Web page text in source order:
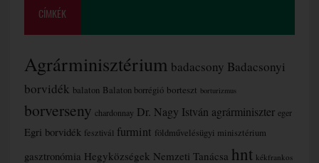
CÍMKÉK
Agrárminisztérium badacsony Badacsonyi
borvidék balaton Balaton borrégió borteszt borturizmus
borverseny chardonnay Dr. Nagy István agrárminiszter eger
Egri borvidék fesztivál furmint földművelésügyi minisztérium
gasztronómia Hegyközségek Nemzeti Tanácsa hnt kékfrankos